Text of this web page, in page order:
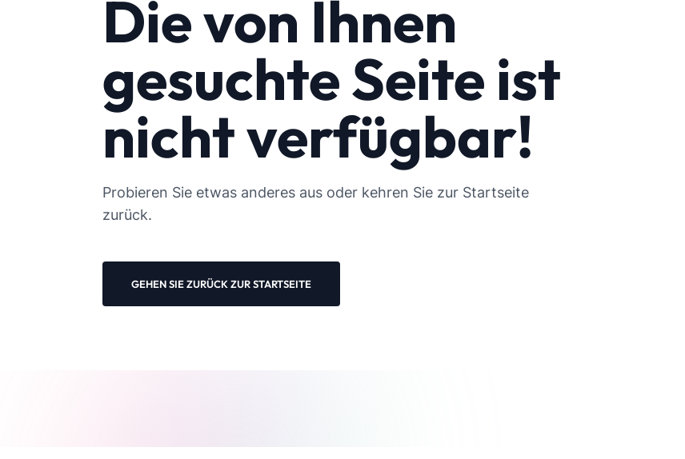
Die von Ihnen
gesuchte Seite ist
nicht verfügbar!
Probieren Sie etwas anderes aus oder kehren Sie zur Startseite
zurück.
GEHEN SIE ZURÜCK ZUR STARTSEITE